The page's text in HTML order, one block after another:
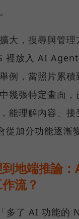
大，搜尋與管理
裡放入 AI
例，當照片累
幾張特定畫面，
能理解內容、接
加分功能逐漸
地端推論
流？
多了 AI 功能的